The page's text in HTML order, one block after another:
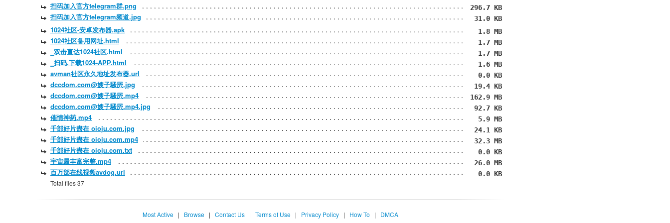
扫码加入官方telegram群.png 296.7 KB
扫码加入官方telegram频道.jpg 31.0 KB
1024社区-安卓发布器.apk 1.8 MB
1024社区备用网址.html 1.7 MB
_双击直达1024社区.html 1.7 MB
_扫码.下载1024-APP.html 1.6 MB
avman社区永久地址发布器.url 0.0 KB
dccdom.com@嫂子騷屄.jpg 19.4 KB
dccdom.com@嫂子騷屄.mp4 162.9 MB
dccdom.com@嫂子騷屄.mp4.jpg 92.7 KB
催情神药.mp4 5.9 MB
千部好片盡在 oioju.com.jpg 24.1 KB
千部好片盡在 oioju.com.mp4 32.3 MB
千部好片盡在 oioju.com.txt 0.0 KB
宇宙最丰富完整.mp4 26.0 MB
百万部在线视频avdog.url 0.0 KB
Total files 37
Most Active | Browse | Contact Us | Terms of Use | Privacy Policy | How To |
DMCA